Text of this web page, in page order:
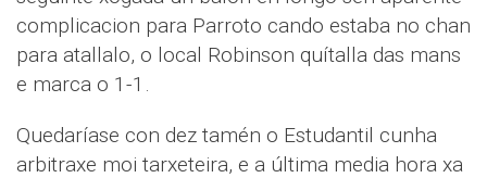
complicacion para Parroto cando estaba no chan
para atallalo, o local Robinson quítalla das mans
e marca o 1-1.
Quedaríase con dez tamén o Estudantil cunha
arbitraxe moi tarxeteira, e a última media hora xa